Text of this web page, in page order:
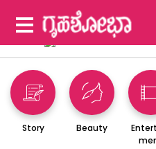
Story Beauty